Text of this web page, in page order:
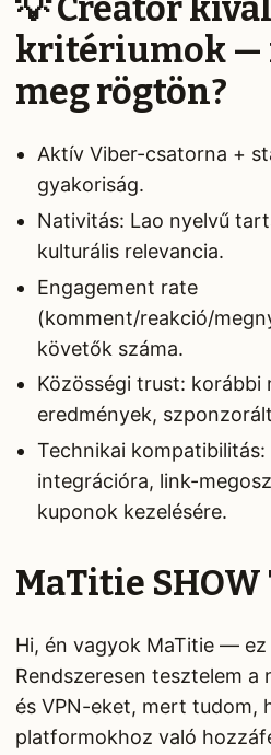
💡 Creator
kritériumok —
meg rögtön?
Aktív Viber-csatorna +
gyakoriság.
Nativitás: Lao nyelvű
kulturális relevancia.
Engagement rate
(komment/reakció/
követők száma.
Közösségi trust: korábbi
eredmények,
Technikai
integrációra, link-
kuponok kezelésére.
MaTitie SHOW
Hi, én vagyok MaTitie —
Rendszeresen tesztelem a
és VPN-eket, mert tudom,
platformokhoz való